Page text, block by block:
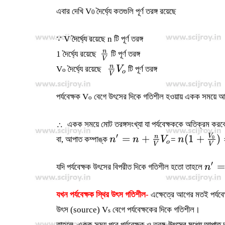
এবার দেখি V0 দৈর্ঘ্যে কতগুলি পূর্ণ তরঙ্গ রয়েছে
∵ V দৈর্ঘ্যে রয়েছে n টি পূর্ণ তরঙ্গ
1 দৈর্ঘ্যে রয়েছে \frac{n}
{V}
V
n
টি পূর্ণ তরঙ্গ
Vo দৈর্ঘ্যে রয়েছে
\frac{n}
{V}V_o
V
n Vo টি পূর্ণ তরঙ্গ
পর্যবেক্ষক Vo বেগে উৎসের দিকে গতিশীল হওয়ায় একক সময়ে
∴ একক সময়ে মোট তরঙ্গসংখ্যা যা পর্যবেক্ষককে অতিক্রম
বা, আপাত কম্পাঙ্ক n' =
n+\frac{n}
{V}V_o
n′ = n + V
n Vo=
{V})
n(1 + V
V0 )
যদি পর্যবেক্ষক উৎসের বিপরীত দিকে গতিশীল হতো তাহলে n′ =
যখন পর্যবেক্ষক স্থির উৎস গতিশীল- এক্ষেত্রে আগের মতই
উৎস (source) Vs বেগে পর্যবেক্ষকের দিকে গতিশীল।